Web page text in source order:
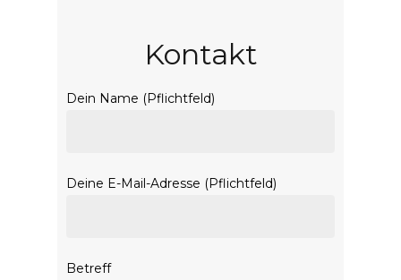
Kontakt
Dein Name (Pflichtfeld)
Deine E-Mail-Adresse (Pflichtfeld)
Betreff